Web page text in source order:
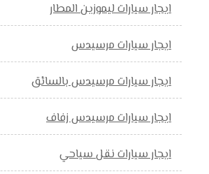
ايجار سيارات ليموزين المطار
ايجار سيارات مرسيدس
ايجار سيارات مرسيدس بالسائق
ايجار سيارات مرسيدس زفاف
ايجار سيارات نقل سياحي